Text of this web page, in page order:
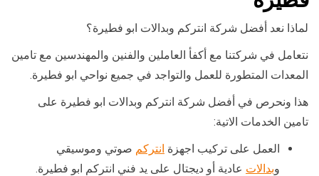
لماذا نعد أفضل شركة انتركم وبدالات ابو فطيرة؟
نتعامل في شركتنا مع أكفأ العاملين والفنين والمهندسين مع تامين
المعدات المتطورة للعمل والتواجد في جميع نواحي ابو فطيرة.
هذا ونحرص في أفضل شركة انتركم وبدالات ابو فطيرة على
تامين الخدمات الاتية:
العمل على تركيب اجهزة انتركم صوتي وموسيقي
وبدالات عادية أو ديجتال على يد فني انتركم ابو فطيرة.